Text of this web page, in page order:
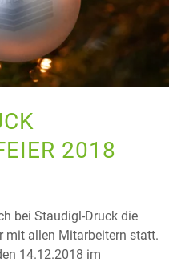
2018
bei Staudigl-Druck die
mit allen Mitarbeitern statt.
14.12.2018 im